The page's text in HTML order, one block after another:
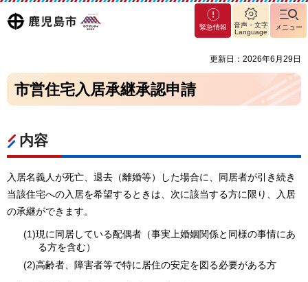
鹿児島
マグ
マシ
島市
緊急情報
音声・文字
Language
メニュー
更新日：2026年6月29日
市営住宅入居承継承認申請
内容
入居名義人が死亡、退去（離婚等）した場合に、同居者が引き続き
当該住宅への入居を希望するときは、次に該当する方に限り、入居
の承継ができます。
(1)現に同居している配偶者（事実上婚姻関係と同様の事情にあ
る方を含む）
(2)高齢者、障害者等で特に居住の安定を図る必要がある方